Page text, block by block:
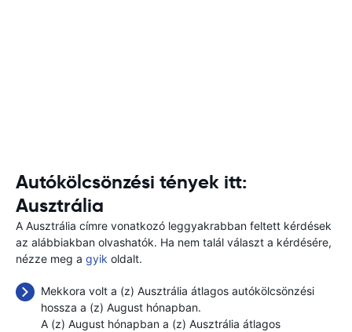
Autókölcsönzési tények itt:
Ausztrália
A Ausztrália címre vonatkozó leggyakrabban feltett kérdések
az alábbiakban olvashatók. Ha nem talál választ a kérdésére,
nézze meg a gyik oldalt.
Mekkora volt a (z) Ausztrália átlagos autókölcsönzési
hossza a (z) August hónapban.
A (z) August hónapban a (z) Ausztrália átlagos